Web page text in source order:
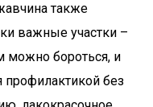
также
важные участки –
можно бороться, и
без